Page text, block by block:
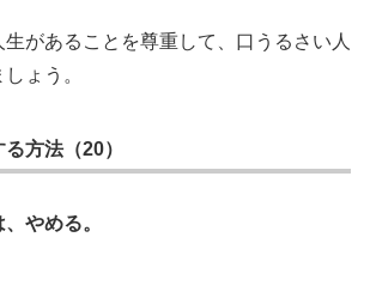
があることを尊重して、口うるさい人
ょう。
方法（20）
やめる。